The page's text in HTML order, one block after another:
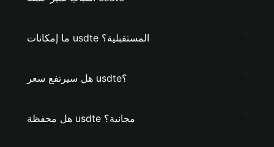
ما إمكانات usdte المستقبلية؟
هل سيرتفع سعر usdte؟
هل محفظة usdte مجانية؟